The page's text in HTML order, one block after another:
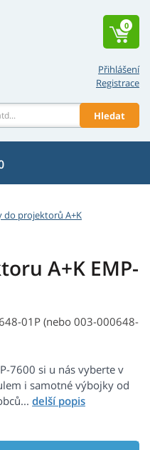
Přihlášení
Registrace
Hledat
0
do projektorů A+K
A+K EMP-
01P (nebo 003-000648-
7600 si u nás vyberte v
i samotné výbojky od